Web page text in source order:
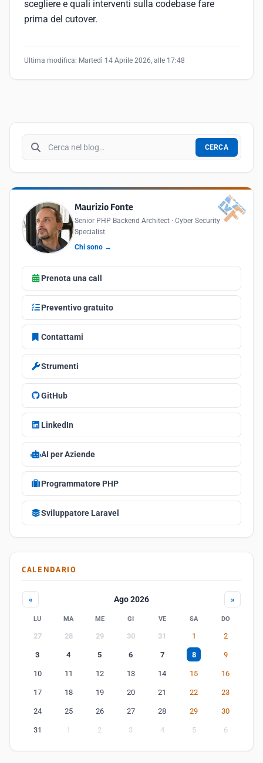
scegliere e quali interventi sulla codebase fare
prima del cutover.
Ultima modifica: Martedì 14 Aprile 2026, alle 17:48
Cerca nel blog
CERCA
Maurizio Fonte
Senior PHP Backend Architect · Cyber Security
Specialist
Chi sono →
Prenota una call
Preventivo gratuito
Contattami
Strumenti
GitHub
LinkedIn
AI per Aziende
Programmatore PHP
Sviluppatore Laravel
CALENDARIO
« Ago 2026 »
LU MA ME GI VE SA DO
27 28 29 30 31 1 2
3 4 5 6 7 8 9
10 11 12 13 14 15 16
17 18 19 20 21 22 23
24 25 26 27 28 29 30
31 1 2 3 4 5 6